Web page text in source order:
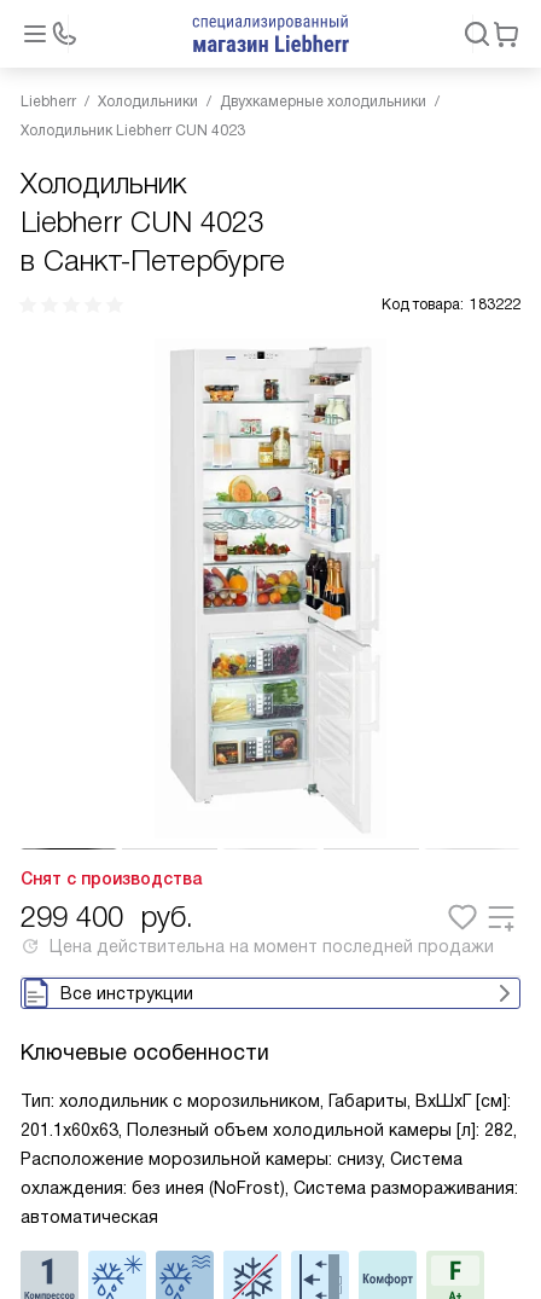
Liebherr Холодильники
Двухкамерные холодильники
Холодильник Liebherr CUN 4023
Холодильник
Liebherr CUN 4023
в Санкт-Петербурге
Код товара: 183222
Снят с производства
299 400 руб.
Цена действительна на момент последней продажи
Все инструкции
Ключевые особенности
Тип: холодильник с морозильником, Габариты, ВxШxГ [см]:
201.1x60x63, Полезный объем холодильной камеры [л]: 282,
Расположение морозильной камеры: снизу, Система
охлаждения: без инея (NoFrost), Система размораживания:
автоматическая